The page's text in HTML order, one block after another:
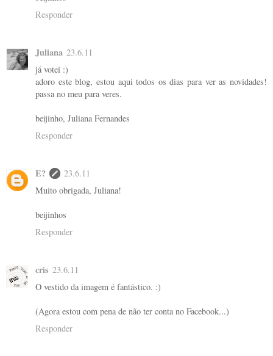
Responder
Juliana 23.6.11
já votei :)
adoro este blog, estou aqui todos os dias para ver as novidades!
passa no meu para veres.
beijinho, Juliana Fernandes
Responder
E?
23.6.11
Muito obrigada, Juliana!
beijinhos
Responder
cris 23.6.11
O vestido da imagem é fantástico. :)
(Agora estou com pena de não ter conta no Facebook...)
Responder